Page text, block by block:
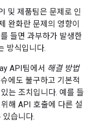
및 제품팀은 문제로 인
완화란 문제의 영향이
들면 과부하가 발생한
방식입니다.
API팀에서 해결 방법
에도 불구하고 기본적
는 조치입니다. 예를 들
해 API 호출에 다른 설
있습니다.